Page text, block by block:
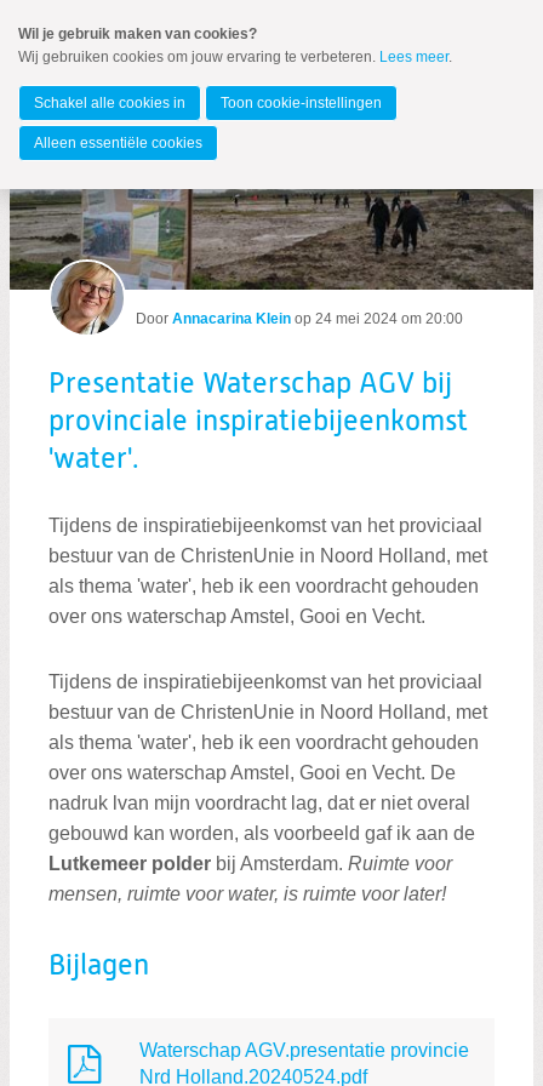
naar
Spring
de
inhoud
Spring
naar
hoofdmenu
Waterschap Amstel, Gooi en Vecht
MENU
Door Annacarina Klein op 24 mei 2024 om 20:00
Presentatie Waterschap AGV bij
provinciale inspiratiebijeenkomst
'water'.
Tijdens de inspiratiebijeenkomst van het proviciaal
bestuur van de ChristenUnie in Noord Holland, met
als thema 'water', heb ik een voordracht gehouden
over ons waterschap Amstel, Gooi en Vecht.
Tijdens de inspiratiebijeenkomst van het proviciaal
bestuur van de ChristenUnie in Noord Holland, met
als thema 'water', heb ik een voordracht gehouden
over ons waterschap Amstel, Gooi en Vecht. De
nadruk lvan mijn voordracht lag, dat er niet overal
gebouwd kan worden, als voorbeeld gaf ik aan de
Lutkemeer polder bij Amsterdam. Ruimte voor
mensen, ruimte voor water, is ruimte voor later!
Bijlagen
Waterschap AGV.presentatie provincie
Nrd Holland.20240524.pdf
Wil je gebruik maken van cookies?
Wij gebruiken cookies om jouw ervaring te verbeteren. Lees meer.
Schakel alle cookies in Toon cookie-instellingen
Alleen essentiële cookies